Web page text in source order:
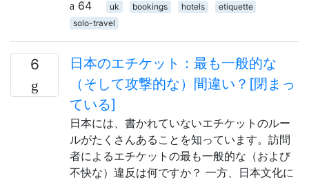
64
uk bookings hotels
etiquette
solo-travel
6
日本のエチケット：最も一般的な
（そして攻撃的な）間違い？[閉まっ
ている]
日本には、書かれていないエチケットのルー
ルがたくさんあることを知っています。訪問
者によるエチケットの最も一般的な（および
不快な）違反は何ですか？ 一方、日本文化に